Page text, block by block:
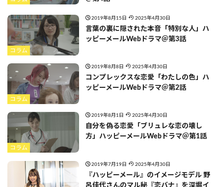
コラム
2019年8月15日 2025年4月30日
言葉の裏に隠された本音「特別な人」ハ
ッピーメールWebドラマ＠第3話
コラム
2019年8月8日 2025年4月30日
コンプレックスな恋愛「わたしの色」ハ
ッピーメールWebドラマ＠第2話
コラム
2019年8月1日 2025年4月30日
自分を偽る恋愛「ブリュレな恋の壊し
方」ハッピーメールWebドラマ＠第1話
2019年7月19日 2025年4月30日
『ハッピーメール』のイメージモデル 野
呂佳代さんのマル秘『恋バナ』を深堀イ